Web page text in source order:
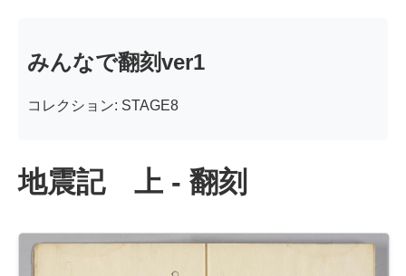
みんなで翻刻ver1
コレクション: STAGE8
地震記 上 - 翻刻